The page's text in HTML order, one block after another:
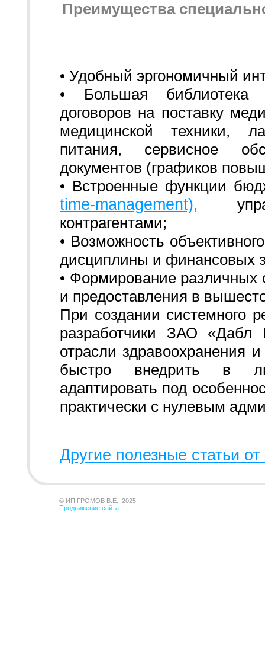
Преимущества
• Удобный эргономичный
• Большая библиотека
договоров на поставку
медицинской техники,
питания, сервисное
документов (графиков
• Встроенные функции
time-management),
контрагентами;
• Возможность
дисциплины и финансовых
• Формирование различных
и предоставления в
При создании системного
разработчики ЗАО «Дабл
отрасли здравоохранения
быстро внедрить в
адаптировать под
практически с нулевым
Другие полезные статьи
© ИП ГРОМОВ В.Е., 2025
Продвижение сайта